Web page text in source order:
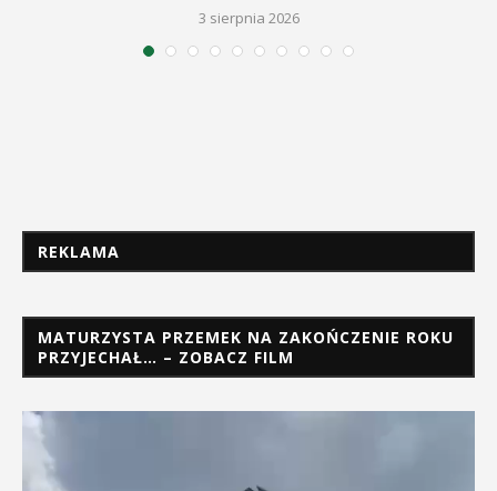
3 sierpnia 2026
REKLAMA
MATURZYSTA PRZEMEK NA ZAKOŃCZENIE ROKU
PRZYJECHAŁ… – ZOBACZ FILM
Odtwarzacz